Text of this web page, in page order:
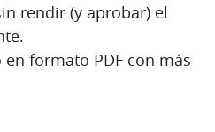
rendir (y aprobar) el
formato PDF con más